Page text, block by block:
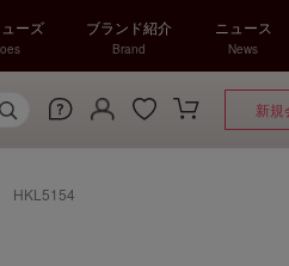
ーズ ブランド紹介
Brand
ニュース
News
新規
HKL5154